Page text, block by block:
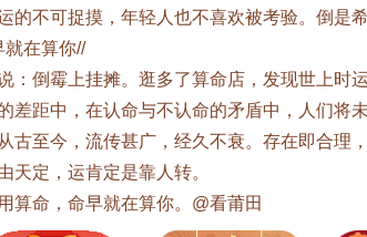
的不可捉摸，年轻人也不喜欢被考验。倒是
就在算你//
：倒霉上挂摊。逛多了算命店，发现世上时
差距中，在认命与不认命的矛盾中，人们将
古至今，流传甚广，经久不衰。存在即合理
天定，运肯定是靠人转。
算命，命早就在算你。@看莆田